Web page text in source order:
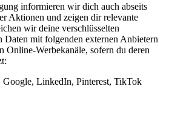
informieren wir dich auch abseits
Aktionen und zeigen dir relevante
wir deine verschlüsselten
Daten mit folgenden externen Anbietern
Online-Werbekanäle, sofern du deren
LinkedIn, Pinterest, TikTok